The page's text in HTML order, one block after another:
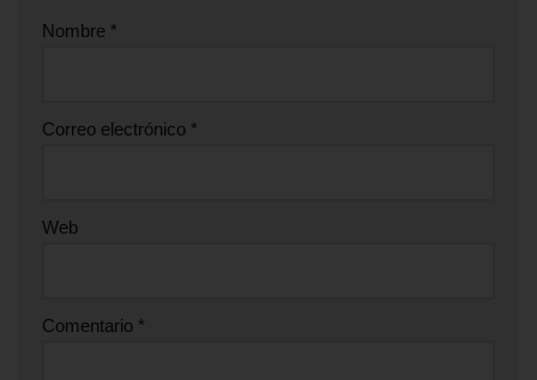
Nombre *
Correo electrónico *
Web
Comentario *